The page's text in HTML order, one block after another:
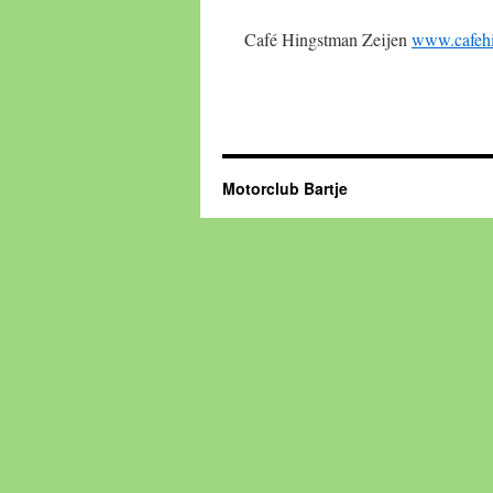
Café Hingstman Zeijen
Motorclub Bartje